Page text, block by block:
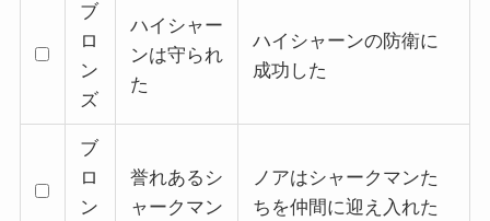
ブ
ロ
ン
ズ
ハイシャー
ンは守られ
た
ハイシャーンの防衛に
成功した
ブ
ロ
ン
誉れあるシ
ャークマン
ノアはシャークマンた
ちを仲間に迎え入れた